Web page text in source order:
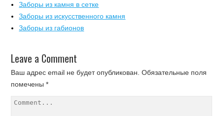
Заборы из камня в сетке
Заборы из искусственного камня
Заборы из габионов
Leave a Comment
Ваш адрес email не будет опубликован. Обязательные поля
помечены*